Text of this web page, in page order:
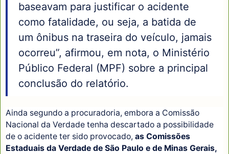
baseavam para justificar o acidente
como fatalidade, ou seja, a batida de
um ônibus na traseira do veículo, jamais
ocorreu”, afirmou, em nota, o Ministério
Público Federal (MPF) sobre a principal
conclusão do relatório.
Ainda segundo a procuradoria, embora a Comissão
Nacional da Verdade tenha descartado a possibilidade
de o acidente ter sido provocado, as Comissões
Estaduais da Verdade de São Paulo e de Minas Gerais,